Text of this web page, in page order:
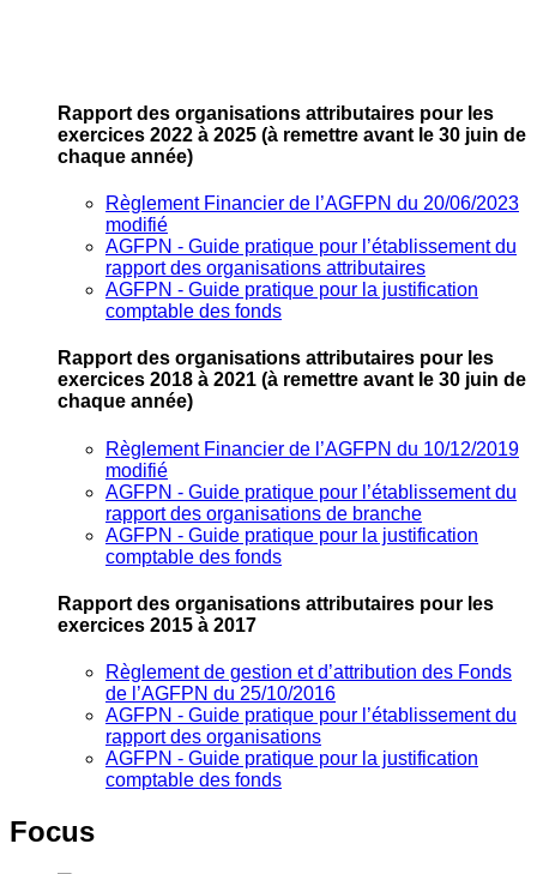
Rapport des organisations attributaires pour les
exercices 2022 à 2025 (à remettre avant le 30 juin de
chaque année)
Règlement Financier de l’AGFPN du 20/06/2023
modifié
AGFPN ‐ Guide pratique pour l’établissement du
rapport des organisations attributaires
AGFPN ‐ Guide pratique pour la justification
comptable des fonds
Rapport des organisations attributaires pour les
exercices 2018 à 2021 (à remettre avant le 30 juin de
chaque année)
Règlement Financier de l’AGFPN du 10/12/2019
modifié
AGFPN ‐ Guide pratique pour l’établissement du
rapport des organisations de branche
AGFPN ‐ Guide pratique pour la justification
comptable des fonds
Rapport des organisations attributaires pour les
exercices 2015 à 2017
Règlement de gestion et d’attribution des Fonds
de l’AGFPN du 25/10/2016
AGFPN ‐ Guide pratique pour l’établissement du
rapport des organisations
AGFPN ‐ Guide pratique pour la justification
comptable des fonds
Focus